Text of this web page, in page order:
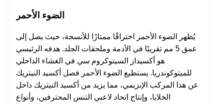
الضوء الأحمر
يُظهر الضوء الأحمر اختراقًا ممتازًا للأنسجة، حيث يصل إلى
عمق 5 مم تقريبًا في الأدمة وملحقات الجلد. هدفه الرئيسي
هو أكسيداز السيتوكروم سي في الغشاء الداخلي
للميتوكوندريا. يستطيع الضوء الأحمر فصل أكسيد النيتريك
عن هذا المركب الإنزيمي، مما يزيد من أكسيد النيتريك داخل
الخلايا، وإنتاج اتحاد لاعبي التنس المحترفين، وأنواع